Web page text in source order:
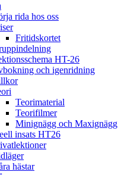
rida hos oss
Fritidskortet
HT-26
och igenridning
Teorimaterial
Teorifilmer
Minignägg och Maxignägg
insats HT26
hästar